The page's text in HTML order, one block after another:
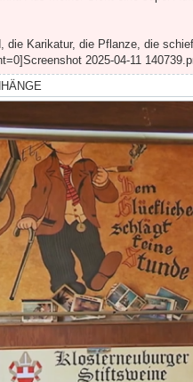
die Karikatur, die Pflanze, die
2025-04-11